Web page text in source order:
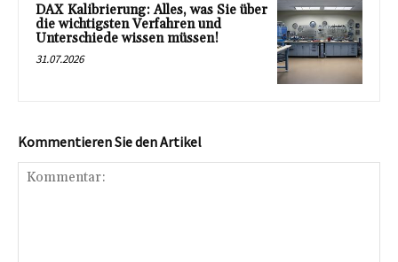
DAX Kalibrierung: Alles, was Sie über
die wichtigsten Verfahren und
Unterschiede wissen müssen!
31.07.2026
Kommentieren Sie den Artikel